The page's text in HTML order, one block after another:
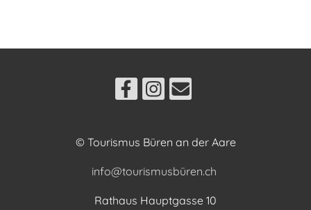
© Tourismus Büren an der Aare
info@tourismusbüren.ch
Rathaus Hauptgasse 10